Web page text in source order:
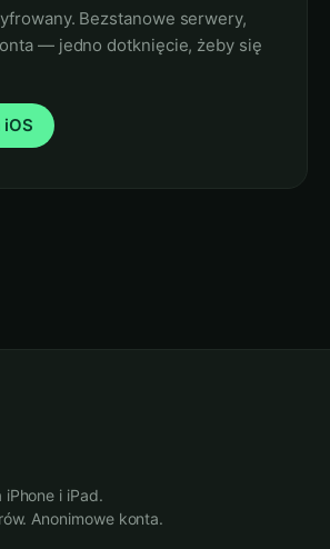
Bezstanowe serwery,
— jedno dotknięcie, żeby się
iOS
i iPad.
Anonimowe konta.